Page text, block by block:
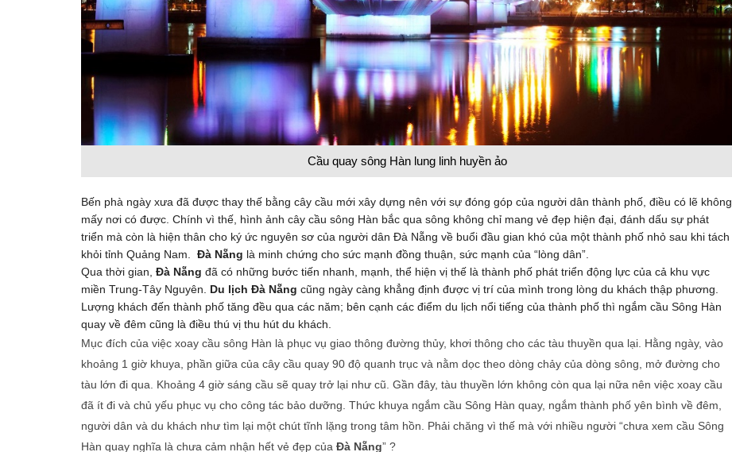
Cầu quay sông Hàn lung linh huyền ảo
Bến phà ngày xưa đã được thay thế bằng cây cầu mới xây dựng nên với sự đóng góp của người dân thành phố, điều có lẽ không
mấy nơi có được. Chính vì thế, hình ảnh cây cầu sông Hàn bắc qua sông không chỉ mang vẻ đẹp hiện đại, đánh dấu sự phát
triển mà còn là hiện thân cho ký ức nguyên sơ của người dân Đà Nẵng về buổi đầu gian khó của một thành phố nhỏ sau khi tách
khỏi tỉnh Quảng Nam. Đà Nẵng là minh chứng cho sức mạnh đồng thuận, sức mạnh của “lòng dân”.
Qua thời gian, Đà Nẵng đã có những bước tiến nhanh, mạnh, thể hiện vị thế là thành phố phát triển động lực của cả khu vực
miền Trung-Tây Nguyên. Du lịch Đà Nẵng cũng ngày càng khẳng định được vị trí của mình trong lòng du khách thập phương.
Lượng khách đến thành phố tăng đều qua các năm; bên cạnh các điểm du lịch nổi tiếng của thành phố thì ngắm cầu Sông Hàn
quay về đêm cũng là điều thú vị thu hút du khách.
Mục đích của việc xoay cầu sông Hàn là phục vụ giao thông đường thủy, khơi thông cho các tàu thuyền qua lại. Hằng ngày, vào
khoảng 1 giờ khuya, phần giữa của cây cầu quay 90 độ quanh trục và nằm dọc theo dòng chảy của dòng sông, mở đường cho
tàu lớn đi qua. Khoảng 4 giờ sáng cầu sẽ quay trở lại như cũ. Gần đây, tàu thuyền lớn không còn qua lại nữa nên việc xoay cầu
đã ít đi và chủ yếu phục vụ cho công tác bảo dưỡng. Thức khuya ngắm cầu Sông Hàn quay, ngắm thành phố yên bình về đêm,
người dân và du khách như tìm lại một chút tĩnh lặng trong tâm hồn. Phải chăng vì thế mà với nhiều người “chưa xem cầu Sông
Hàn quay nghĩa là chưa cảm nhận hết vẻ đẹp của Đà Nẵng” ?